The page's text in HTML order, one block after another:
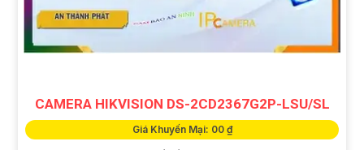
CAMERA HIKVISION DS-2CD2367G2P-LSU/SL
Giá Khuyến Mại: 00 ₫